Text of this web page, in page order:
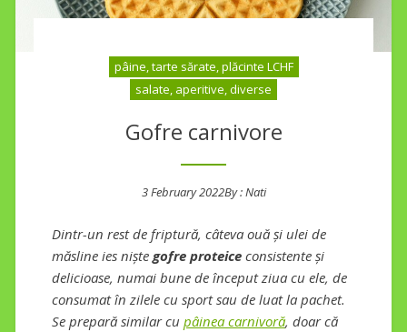
pâine, tarte sărate, plăcinte LCHF
salate, aperitive, diverse
Gofre carnivore
3 February 2022By :Nati
Dintr-un rest de friptură, câteva ouă și ulei de
măsline ies niște gofre proteice consistente și
delicioase, numai bune de început ziua cu ele, de
consumat în zilele cu sport sau de luat la pachet.
Se prepară similar cu pâinea carnivoră, doar că